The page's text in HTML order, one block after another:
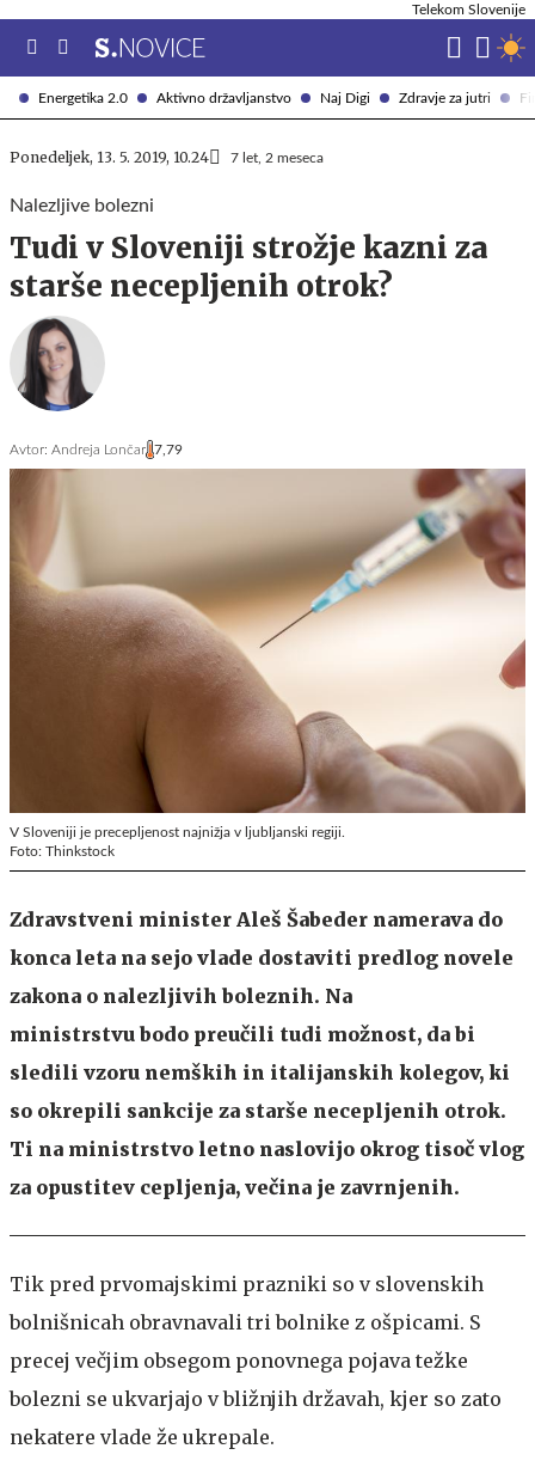
Energetika 2.0 Aktivno državljanstvo Naj Digi Zdravje za jutri
Telekom Slovenije
Ponedeljek, 13. 5. 2019, 10.24 7 let, 2 meseca
Nalezljive bolezni
Tudi v Sloveniji strožje kazni za
starše necepljenih otrok?
Avtor: Andreja Lončar 7,79
V Sloveniji je precepljenost najnižja v ljubljanski regiji.
Foto: Thinkstock
Zdravstveni minister Aleš Šabeder namerava do
konca leta na sejo vlade dostaviti predlog novele
zakona o nalezljivih boleznih. Na
ministrstvu bodo preučili tudi možnost, da bi
sledili vzoru nemških in italijanskih kolegov, ki
so okrepili sankcije za starše necepljenih otrok.
Ti na ministrstvo letno naslovijo okrog tisoč vlog
za opustitev cepljenja, večina je zavrnjenih.
Tik pred prvomajskimi prazniki so v slovenskih
bolnišnicah obravnavali tri bolnike z ošpicami. S
precej večjim obsegom ponovnega pojava težke
bolezni se ukvarjajo v bližnjih državah, kjer so zato
nekatere vlade že ukrepale.